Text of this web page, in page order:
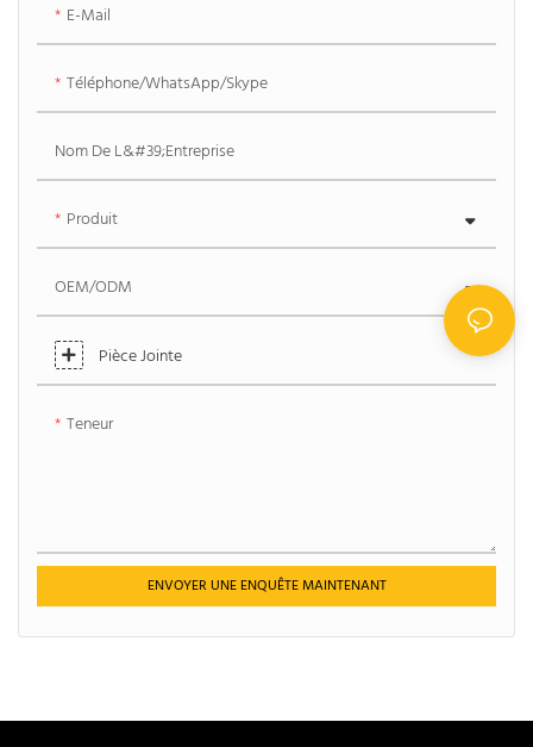
E-Mail
Téléphone/WhatsApp/Skype
Nom De L&#39;entreprise
Produit
OEM/ODM
Pièce Jointe
Teneur
ENVOYER UNE ENQUÊTE MAINTENANT